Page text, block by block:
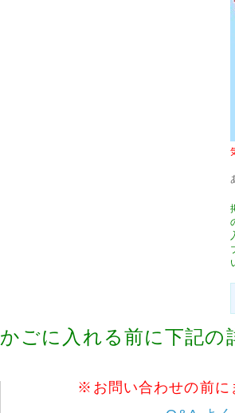
お急ぎの方は、早めのご入金・ご注文をお勧め致します
台風の影響により集荷、配達業務に遅延が発生
ご利用のお客様にはご迷惑をお掛けしますが
<重要>hotmail au(ezweb.jp) gmail をお使い
《hotmail au(ezweb.jp) gmail》をご使用のお客様は
お客様よりメールが届いてないとメールでお問い合わ
自動返信メール・お問い合わせの回答が届かないお客
それでも届かない場合は、電話にてご連絡くださいませ
◇信越・北陸・四国への送料改定につきまして
ヤマト運輸の運賃改定にともない、6月16日17時以降
かごに入れる前に下記の
※お問い合わせの前に